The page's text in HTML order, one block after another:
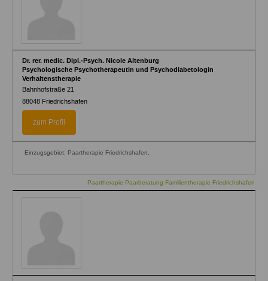
Dr. rer. medic. Dipl.-Psych. Nicole Altenburg
Psychologische Psychotherapeutin und Psychodiabetologin
Verhaltenstherapie
Bahnhofstraße 21
88048 Friedrichshafen
zum Profil
Einzugsgebiet: Paartherapie Friedrichshafen,
Paartherapie Paarberatung Familientherapie Friedrichshafen